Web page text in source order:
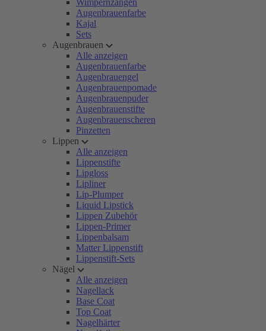
Wimpernzangen
Augenbrauenfarbe
Kajal
Sets
Augenbrauen
Alle anzeigen
Augenbrauenfarbe
Augenbrauengel
Augenbrauenpomade
Augenbrauenpuder
Augenbrauenstifte
Augenbrauenscheren
Pinzetten
Lippen
Alle anzeigen
Lippenstifte
Lipgloss
Lipliner
Lip-Plumper
Liquid Lipstick
Lippen Zubehör
Lippen-Primer
Lippenbalsam
Matter Lippenstift
Lippenstift-Sets
Nägel
Alle anzeigen
Nagellack
Base Coat
Top Coat
Nagelhärter